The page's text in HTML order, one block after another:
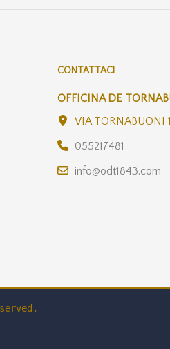
CONTATTACI
OFFICINA DE
VIA TORNABUONI
055217481
info@odt1843.com